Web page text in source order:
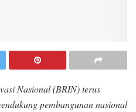
Nasional (BRIN) terus
pembangunan nasional